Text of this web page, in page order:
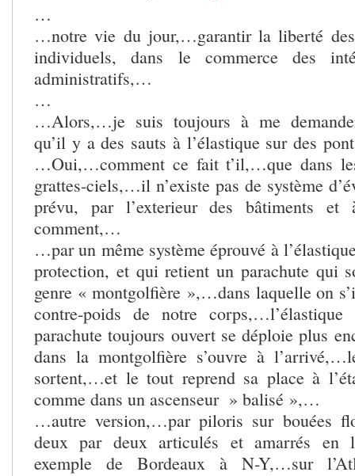
…
…notre vie du jour,…garantir la liberté
individuels, dans le commerce des
administratifs,…
…
…Alors,…je suis toujours à me
qu’il y a des sauts à l’élastique sur des
…Oui,…comment ce fait t’il,…que dans
grattes-ciels,…il n’existe pas de système
prévu, par l’exterieur des bâtiments et
comment,…
…par un même système éprouvé à
protection, et qui retient un parachute qui
genre « montgolfière »,…dans laquelle on
contre-poids de notre
parachute toujours ouvert se déploie plus
dans la montgolfière s’ouvre à
sortent,…et le tout reprend sa place à
comme dans un ascenseur » balisé »,…
…autre version,…par piloris sur bouées
deux par deux articulés et amarrés
exemple de Bordeaux à N-Y,…sur